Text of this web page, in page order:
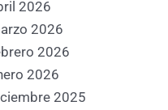
2026
2026
2026
2026
2025